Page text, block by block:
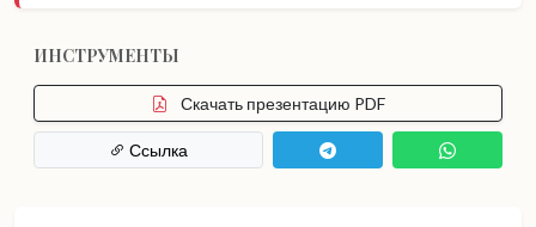
ИНСТРУМЕНТЫ
Скачать презентацию PDF
Ссылка